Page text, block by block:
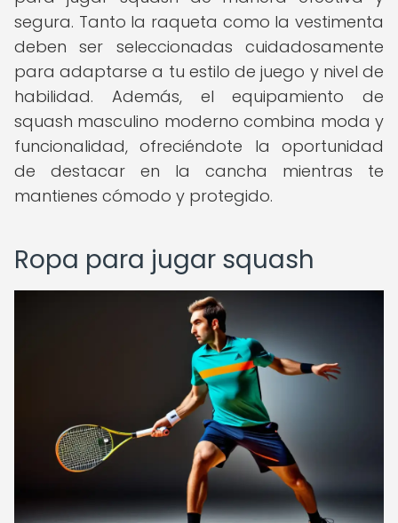
segura. Tanto la raqueta como la vestimenta
deben ser seleccionadas cuidadosamente
para adaptarse a tu estilo de juego y nivel de
habilidad. Además, el equipamiento de
squash masculino moderno combina moda y
funcionalidad, ofreciéndote la oportunidad
de destacar en la cancha mientras te
mantienes cómodo y protegido.
Ropa para jugar squash